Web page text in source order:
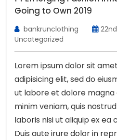
Going to Own 2019
bankrunclothing
Uncategorized
Lorem ipsum dolor sit
adipisicing elit, sed do
ut labore et dolore magna
minim veniam, quis
laboris nisi ut aliquip ex
Duis aute irure dolor in